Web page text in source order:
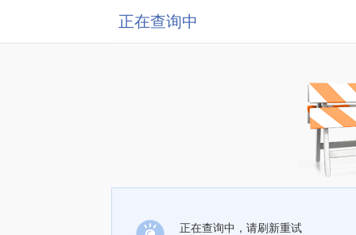
正在查询中
正在查询中，请刷新重试